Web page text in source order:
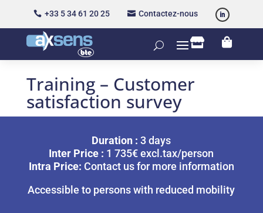
 +33 5 34 61 20 25  Contactez-nous
 
Training – Customer
satisfaction survey
Duration : 3 days
Inter Price : 1 735€ excl.tax/person
Intra Price: Contact us for more information
Accessible to persons with reduced mobility